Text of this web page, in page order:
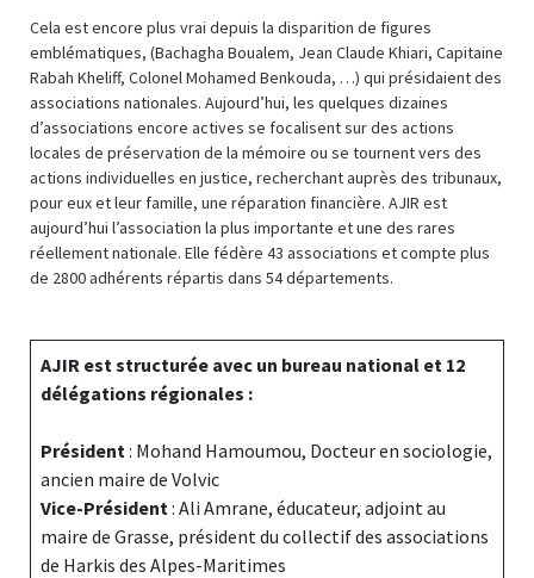
Cela est encore plus vrai depuis la disparition de figures
emblématiques, (Bachagha Boualem, Jean Claude Khiari, Capitaine
Rabah Kheliff, Colonel Mohamed Benkouda, …) qui présidaient des
associations nationales. Aujourd’hui, les quelques dizaines
d’associations encore actives se focalisent sur des actions
locales de préservation de la mémoire ou se tournent vers des
actions individuelles en justice, recherchant auprès des tribunaux,
pour eux et leur famille, une réparation financière. AJIR est
aujourd’hui l’association la plus importante et une des rares
réellement nationale. Elle fédère 43 associations et compte plus
de 2800 adhérents répartis dans 54 départements.
AJIR est structurée avec un bureau national et 12
délégations régionales :
Président : Mohand Hamoumou, Docteur en sociologie,
ancien maire de Volvic
Vice-Président : Ali Amrane, éducateur, adjoint au
maire de Grasse, président du collectif des associations
de Harkis des Alpes-Maritimes